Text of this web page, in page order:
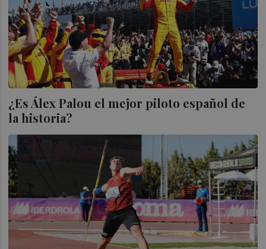
¿Es Álex Palou el mejor piloto español de
la historia?